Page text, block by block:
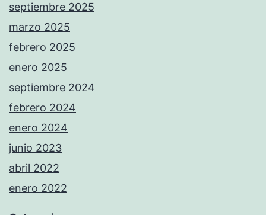
septiembre 2025
marzo 2025
febrero 2025
enero 2025
septiembre 2024
febrero 2024
enero 2024
junio 2023
abril 2022
enero 2022